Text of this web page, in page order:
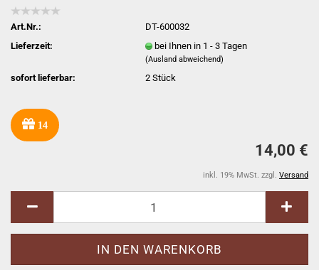
Art.Nr.:
DT-600032
Lieferzeit:
bei Ihnen in 1 - 3 Tagen
(Ausland abweichend)
sofort lieferbar: 2Stück
14
14,00 €
inkl. 19% MwSt. zzgl. Versand